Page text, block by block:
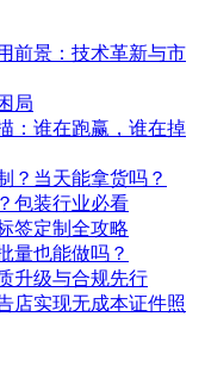
前景：技术革新与市
局
：谁在跑赢，谁在掉
？当天能拿货吗？
包装行业必看
签定制全攻略
量也能做吗？
升级与合规先行
店实现无成本证件照